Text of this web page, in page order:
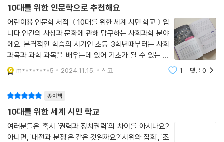
1분에 11명이 굶어 죽을 정도로 기아 문제가 심각해요. 유엔 세계 식량 계
획--- p.WFP)에 따르면 굶주림에 고통받는 나라들은 아프리카에 집중되
어 있어요. 콩고 민주 공화국, 중앙아프리카 공화국, 르완다, 소말리아 등
이 여기에 해당해요. 그리고 서아시아의 예멘과 이라크에도 기아 인구가
많아요. 우리와 같은 민족인 북한도 기아가 심각한 상태예요. 소말리아는
5명 중 3명꼴로 영양 결핍이라고 해요. 영양 결핍은 음식을 먹지 못해 몸에
필요한 영양분이 부족해 건강이 나빠지는 거예요. 전 세계의 노력으로 굶
세계 78억 인구 중 8억 명 이상이 굶주리고 있다고 해요. 기아로 1분에 11
명이 생명을 잃는다고 하니 얼마나 심각한지 상상이 가지 않을 정도예요.
--- p.124
6부는 종교를 이유로 한 다툼을 다룰 거예요. 종교는 인간의 고민을 해결
하고 삶의 의미와 목적을 찾는 가르침이에요. 그런데 서로 종교가 다르다
는 이유로 다른 종교 사람들을 괴롭히고 죽이는 일이 일어나고 있어요.
◆ 숫자로만 보는 것은 위험해요
류샤오보가 할 말이에요. 누군가가 희생되었다는 것은 그 하나의 세계가
사라졌다는 것을 뜻하죠. 누군가가 혹은 어느 민족이 고통스러운 상황에
놓여 있다면 그 하나의 세계가 비극으로 가득 찬 것이고, 그렇게 수만 개의
세계가 끔찍한 상황에 놓여 있다는 뜻이에요.
10대를 위한 인문학으로 추천해요
어린이용 인문학 서적 ＜10대를 위한 세계 시민 학교＞입
니다.인간의 사상과 문화에 관해 탐구하는 사회과학 분야
에요. 본격적인 학습의 시기인 초등 3학년때부터는 사회
과목과 과학 과목을 배우는데 있어 기초가 될 수 있는 도
서입니다.개념 어휘량이 부족해 사회, 과학 교과의 난이도
가 상승하는 만큼 미리미리 사회와 과학 관련 책들을 많이
m********5 2024.11.15. 신고 1 댓글0
종이책
10대를 위한 세계 시민 학교
여러분들은 혹시 '권력과 정치권력'의 차이를 아시나요?
아니면, '내전과 분쟁'은 같은 것일까요?'시위와 집회', '조